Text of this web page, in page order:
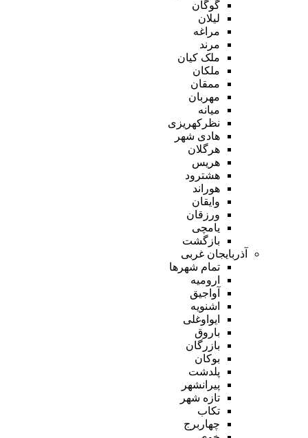
گوگان
لیلان
مراغه
مرند
ملک کیان
ملکان
ممقان
مهربان
میانه
نظرکهریزی
هادی شهر
هرگلان
هریس
هشترود
هوراند
وایقان
ورزقان
یامچی
بازگشت
آذربایجان غربی
تمام شهر‌ها
ارومیه
آواجیق
اشنویه
ایواوغلی
باروق
بازرگان
بوکان
پلدشت
پیرانشهر
تازه شهر
تکاب
چهاربرج